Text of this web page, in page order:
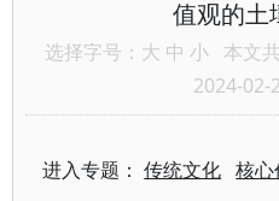
值观的土
选择字号： 大 中 小 本文
2024-02-
进入专题：传统文化 核